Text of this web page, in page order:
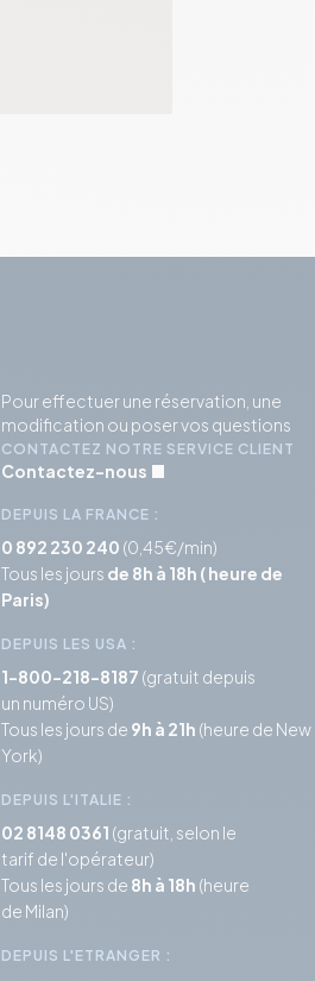
Pour effectuer une réservation, une
modification ou poser vos questions
CONTACTEZ NOTRE SERVICE CLIENT
Contactez-nous
DEPUIS LA FRANCE :
0 892 230 240 (0,45€/min)
Tous les jours de 8h à 18h ( heure de
Paris)
DEPUIS LES USA :
1-800-218-8187 (gratuit depuis
un numéro US)
Tous les jours de 9h à 21h (heure de New
York)
DEPUIS L'ITALIE :
02 8148 0361 (gratuit, selon le
tarif de l'opérateur)
Tous les jours de 8h à 18h (heure
de Milan)
DEPUIS L'ETRANGER :